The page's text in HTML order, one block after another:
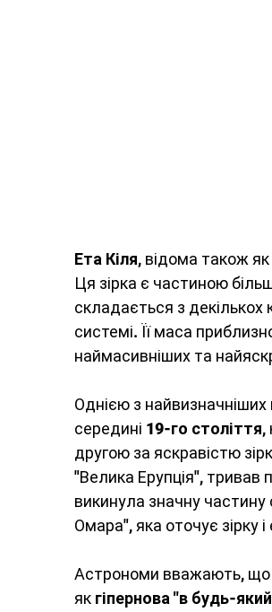
Ета Кіля, відома також як
Ця зірка є частиною
складається з
системі. Її маса
наймасивніших та
Однією з найвизначніших
середині 19-го століття,
другою за яскравістю
"Велика Ерупція", тривав
викинула значну
Омара", яка оточує зірку
Астрономи вважають, що
як гіпернова "в будь-